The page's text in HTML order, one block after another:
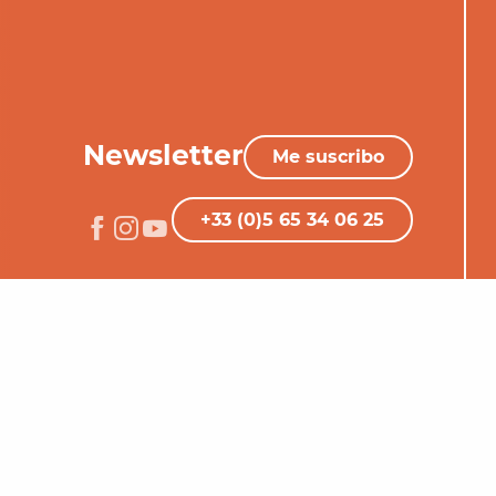
Newsletter Me suscribo
+33 (0)5 65 34 06 25